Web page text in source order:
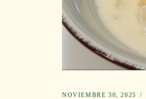
NOVIEMBRE 30, 2025